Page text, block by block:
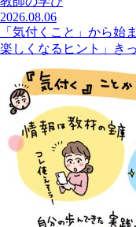
2026.08.06
「気付くこと」から始
楽しくなるヒント」き